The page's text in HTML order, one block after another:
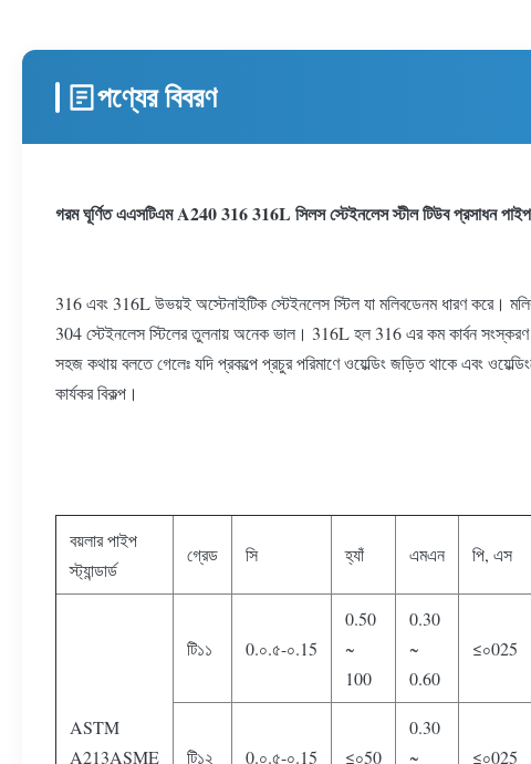
পণ্যের বিবরণ
গরম ঘূর্ণিত এএসটিএম A240 316 316L সিলস স্টেইনলেস স্টীল টিউব প্রসাধন
316 এবং 316L উভয়ই অস্টেনাইটিক স্টেইনলেস স্টিল যা মলিবডেনম ধারণ করে।
304 স্টেইনলেস স্টিলের তুলনায় অনেক ভাল। 316L হল 316 এর কম কার্বন সংস্করণ।
সহজ কথায় বলতে গেলেঃ যদি প্রকল্পে প্রচুর পরিমাণে ওয়েল্ডিং জড়িত থাকে এবং
কার্যকর বিকল্প।
বয়লার পাইপ
স্ট্যান্ডার্ড
গ্রেড সি হ্যাঁ এমএন পি, এস
ASTM
A213ASME
টি১১ 0.০.৫-০.15
0.50
~
100
0.30
~
0.60
≤০025
টি১২ 0.০.৫-০.15 ≤০50
0.30
~
≤০025